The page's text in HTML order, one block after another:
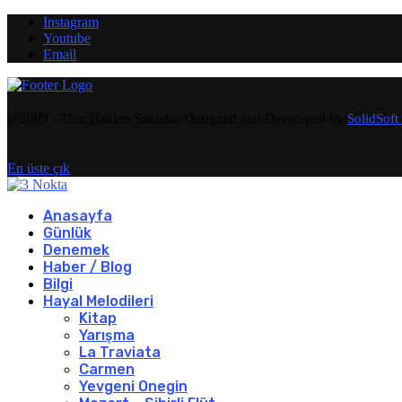
Instagram
Youtube
Email
SolidSoft
En üste çık
Anasayfa
Günlük
Denemek
Haber / Blog
Bilgi
Hayal Melodileri
Kitap
Yarışma
La Traviata
Carmen
Yevgeni Onegin